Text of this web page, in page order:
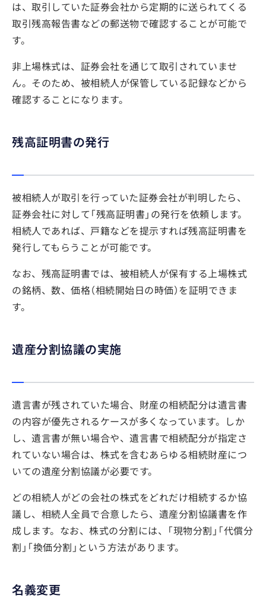
は、取引していた証券会社から定期的に送られてくる
取引残高報告書などの郵送物で確認することが可能で
す。
非上場株式は、証券会社を通じて取引されていませ
ん。そのため、被相続人が保管している記録などから
確認することになります。
残高証明書の発行
被相続人が取引を行っていた証券会社が判明したら、
証券会社に対して「残高証明書」の発行を依頼します。
相続人であれば、戸籍などを提示すれば残高証明書を
発行してもらうことが可能です。
なお、残高証明書では、被相続人が保有する上場株式
の銘柄、数、価格（相続開始日の時価）を証明できま
す。
遺産分割協議の実施
遺言書が残されていた場合、財産の相続配分は遺言書
の内容が優先されるケースが多くなっています。しか
し、遺言書が無い場合や、遺言書で相続配分が指定さ
れていない場合は、株式を含むあらゆる相続財産につ
いての遺産分割協議が必要です。
どの相続人がどの会社の株式をどれだけ相続するか協
議し、相続人全員で合意したら、遺産分割協議書を作
成します。なお、株式の分割には、「現物分割」「代償分
割」「換価分割」という方法があります。
名義変更